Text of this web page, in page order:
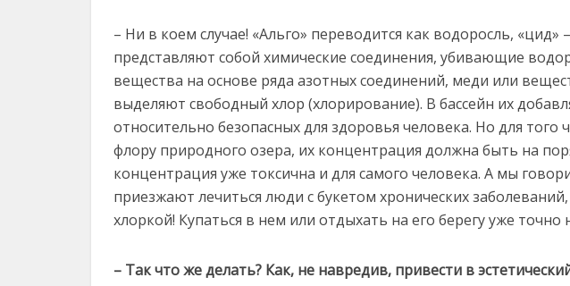
– Ни в коем случае! «Альго» переводится как водоросль,
представляют собой химические соединения, убивающие
вещества на основе ряда азотных соединений, меди или
выделяют свободный хлор (хлорирование). В бассейн их
относительно безопасных для здоровья человека. Но для того
флору природного озера, их концентрация должна быть на
концентрация уже токсична и для самого человека. А мы
приезжают лечиться люди с букетом хронических
хлоркой! Купаться в нем или отдыхать на его берегу уже точно
– Так что же делать? Как, не навредив, привести в